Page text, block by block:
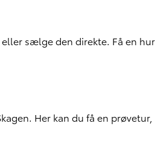
sælge den direkte. Få en
Her kan du få en